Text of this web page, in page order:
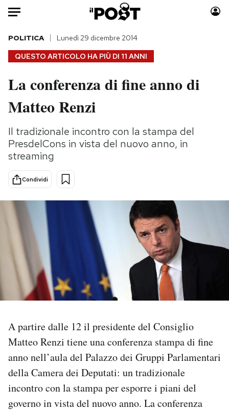
Auto
HOME
Italia
Politica
Tecnologia
Internet
Scienza
Cultura
Economia
Moda
Storie/Idee
Ok Boomer!
Mondiali calcio 2026
PODCAST
NEWSLETTER
CALENDARIO
QUESTO ARTICOLO HA PIÙ DI 11 ANNI
POLITICA Lunedì 29 dicembre 2014
La conferenza di fine anno di
Matteo Renzi
Il tradizionale incontro con la stampa del
PresdelCons in vista del nuovo anno, in
streaming
Condividi
A partire dalle 12 il presidente del Consiglio
Matteo Renzi tiene una conferenza stampa di fine
anno nell’aula del Palazzo dei Gruppi Parlamentari
della Camera dei Deputati: un tradizionale
incontro con la stampa per esporre i piani del
governo in vista del nuovo anno. La conferenza